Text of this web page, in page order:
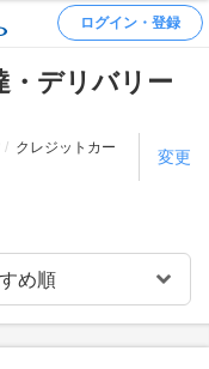
ログイン・登録
・デリバリー
クレジットカー
変更